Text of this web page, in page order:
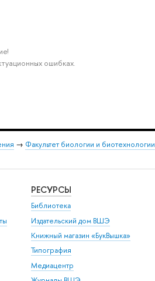
ошибках.
→ Факультет биологии и биотехнологии
РЕСУРСЫ
Библиотека
Издательский дом ВШЭ
Книжный магазин «БукВышка»
Типография
Медиацентр